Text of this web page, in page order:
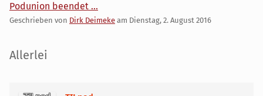
Podunion beendet ...
Geschrieben von Dirk Deimeke am Dienstag, 2. August 2016
Seitenleiste
Allerlei